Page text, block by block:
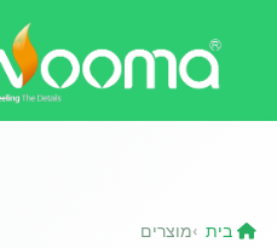
תעודות
מקרה בוחן
בית ›מוצרים